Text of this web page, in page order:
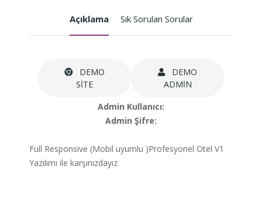
Açıklama Sık Sorulan Sorular
DEMO
SİTE
DEMO
ADMİN
Admin Kullanıcı:
Admin Şifre:
Full Responsive (Mobil uyumlu )Profesyonel Otel V1
Yazılımı ile karşınızdayız